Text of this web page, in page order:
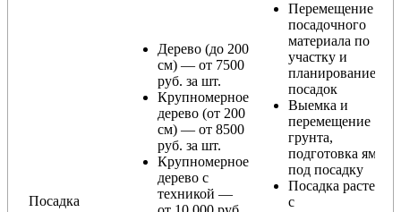
Посадка
Дерево (до 200
см) — от 7500
руб. за шт.
Крупномерное
дерево (от 200
см) — от 8500
руб. за шт.
Крупномерное
дерево с
техникой —
Перемещение
посадочного
материала по
участку и
планирование
посадок
Выемка и
перемещение
грунта,
подготовка ямы
под посадку
Посадка растения
с